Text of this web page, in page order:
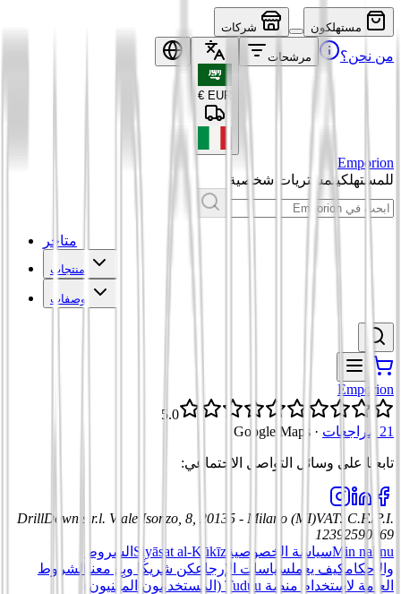
مستهلكون شركات
من نحن؟ مرشحات
EUR
€
Emporion
للمستهلكينمشتريات شخصية
متاجر
منتجات
وصفات
Emporion
5.0
21 مراجعات
·
Google Maps
تابعنا على وسائل التواصل الاجتماعي:
DrillDown s.r.l. Viale Isonzo, 8, 20135 - Milano (MI)VAT: C.F./P.I.
12392590969
Min nahnuسياسة الخصوصية Siyāsat al-Kūkīz الشروط
والأحكامكيف يعملسياسات الإرجاعكن شريكًا وبِع معنا
الشروط
العامة لاستخدام منصة Tuduu (المستخدمون المهنيون)